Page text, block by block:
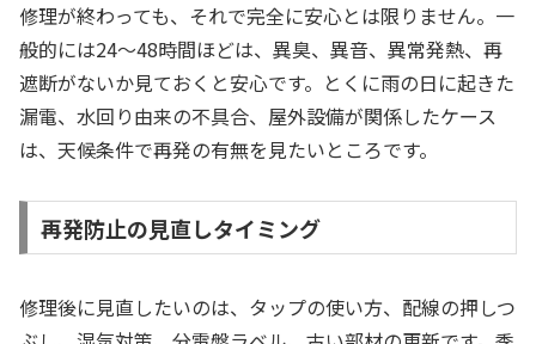
修理が終わっても、それで完全に安心とは限りません。一
般的には24〜48時間ほどは、異臭、異音、異常発熱、再
遮断がないか見ておくと安心です。とくに雨の日に起きた
漏電、水回り由来の不具合、屋外設備が関係したケース
は、天候条件で再発の有無を見たいところです。
再発防止の見直しタイミング
修理後に見直したいのは、タップの使い方、配線の押しつ